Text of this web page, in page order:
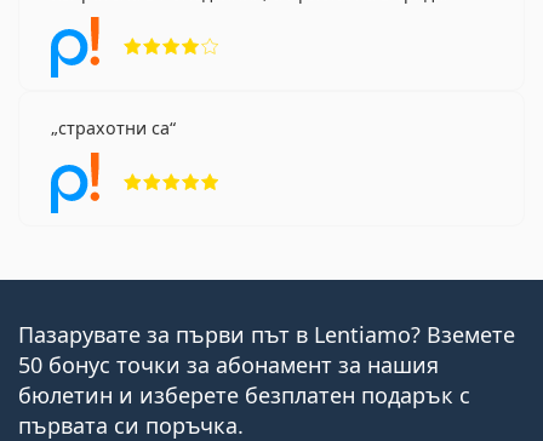
страхотни са
Пазарувате за първи път в Lentiamo? Вземете
50 бонус точки за абонамент за нашия
бюлетин и изберете безплатен подарък с
първата си поръчка.